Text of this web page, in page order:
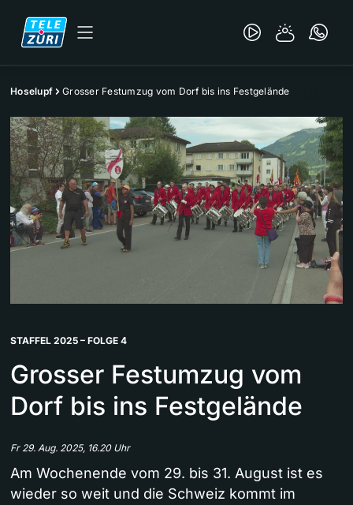
Hoselupf Grosser Festumzug vom Dorf bis ins Festgelände
STAFFEL 2025 – FOLGE 4
Grosser Festumzug vom
Dorf bis ins Festgelände
Fr 29. Aug. 2025, 16.20 Uhr
Am Wochenende vom 29. bis 31. August ist es
wieder so weit und die Schweiz kommt im